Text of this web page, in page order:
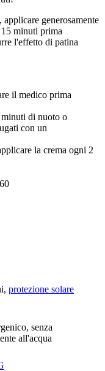
generosamente
15 minuti prima
l'effetto di patina
il medico prima
di nuoto o
con un
la crema ogni 2
protezione solare
senza
all'acqua